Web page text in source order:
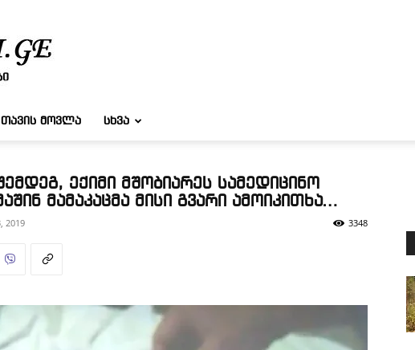
ᲗᲐᲕᲘᲡ ᲛᲝᲕᲚᲐ ᲡᲮᲕᲐ
ექიმი მშობიარეს სამედიცინო
მამაკაცმა მისი გვარი ამოიკითხა…
2019 3348